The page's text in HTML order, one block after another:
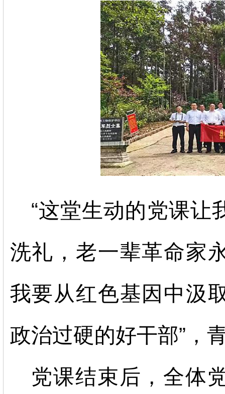
“这堂生动的党课让
洗礼，老一辈革命家
我要从红色基因中汲
政治过硬的好干部”，
党课结束后，全体